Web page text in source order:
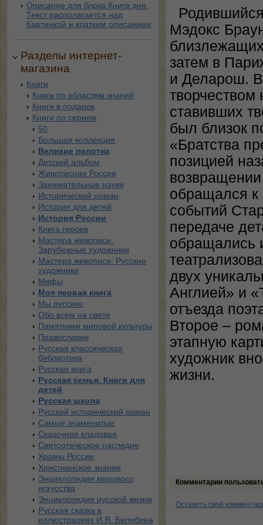
Описание для блока Книга дня.
Текст располагается над
Картинкой и кратким описанием
Разделы интернет-
магазина
Книги
Книги по областям знаний
Книги в подарок
Книги по сериям
50
Большая коллекция
Великие полотна
Детский альбом
Живописная Россия
Занимательные науки
Исторический роман
История для детей
История России
Книга героев
Мастера живописи.
Зарубежные художники
Мастера живописи. Русские
художники
Мифы
Моя первая книга
Мы русские
Обо всем на свете
Памятники мировой культуры
Православие
Русская классическая
библиотека
Русская книга
Русская семья. Книги для
детей
Русская школа
Русский исторический роман
Самые знаменитые
Сказочная кладовая
Святоотеческое наследие
Храмы России
Христианское знание
Энциклопедия мирового
искусства
Энциклопедия русской жизни
Русская сказка в
иллюстрациях И.Я. Билибина
Мэдокс
затем в
и Деларош. В
творчеством
ставивших
был близок
«Братства
позицией
обращался к
событий
передаче
обращались
двух
Англией» и
отъезда
Второе –
этапную
художник
жизни.
Комментарии
Оставить свой